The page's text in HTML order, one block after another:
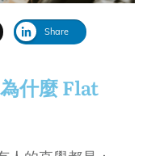
Share
什麼 Flat